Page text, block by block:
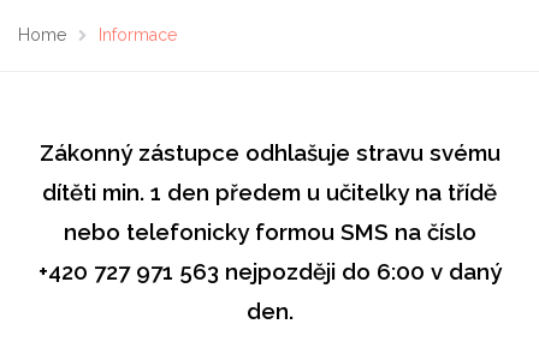
Home Informace
Zákonný zástupce odhlašuje stravu svému
dítěti min. 1 den předem u učitelky na třídě
nebo telefonicky formou SMS na číslo
+420 727 971 563 nejpozději do 6:00 v daný
den.